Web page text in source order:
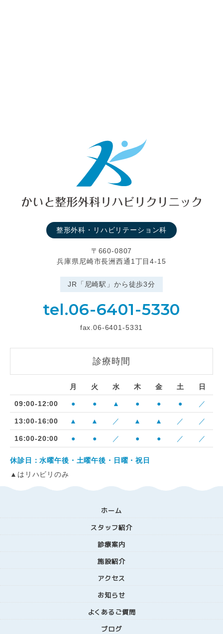
整形外科・リハビリテーション科
〒660-0807
兵庫県尼崎市長洲西通1丁目4-15
JR「尼崎駅」から徒歩3分
tel.06-6401-5330
fax.06-6401-5331
診療時間
月 火 水 木 金 土 日
09:00-12:00 ● ● ▲ ● ● ● ／
13:00-16:00 ▲ ▲ ／ ▲ ▲ ／ ／
16:00-20:00 ● ● ／ ● ● ／ ／
休診日：水曜午後・土曜午後・日曜・祝日
▲はリハビリのみ
ホーム
スタッフ紹介
診療案内
施設紹介
アクセス
お知らせ
よくあるご質問
ブログ